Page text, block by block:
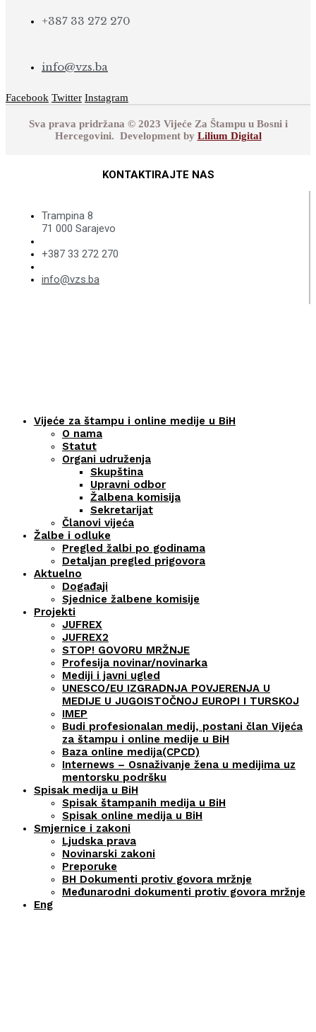
+387 33 272 270
info@vzs.ba
Facebook Twitter Instagram
Sva prava pridržana © 2023 Vijeće Za Štampu u Bosni i
Hercegovini. Development by Lilium Digital
KONTAKTIRAJTE NAS
Trampina 8
71 000 Sarajevo
+387 33 272 270
info@vzs.ba
Vijeće za štampu i online medije u BiH
O nama
Statut
Organi udruženja
Skupština
Upravni odbor
Žalbena komisija
Sekretarijat
Članovi vijeća
Žalbe i odluke
Pregled žalbi po godinama
Detaljan pregled prigovora
Aktuelno
Događaji
Sjednice žalbene komisije
Projekti
JUFREX
JUFREX2
STOP! GOVORU MRŽNJE
Profesija novinar/novinarka
Mediji i javni ugled
UNESCO/EU IZGRADNJA POVJERENJA U
MEDIJE U JUGOISTOČNOJ EUROPI I TURSKOJ
IMEP
Budi profesionalan medij, postani član Vijeća
za štampu i online medije u BiH
Baza online medija(CPCD)
Internews – Osnaživanje žena u medijima uz
mentorsku podršku
Spisak medija u BiH
Spisak štampanih medija u BiH
Spisak online medija u BiH
Smjernice i zakoni
Ljudska prava
Novinarski zakoni
Preporuke
BH Dokumenti protiv govora mržnje
Međunarodni dokumenti protiv govora mržnje
Eng